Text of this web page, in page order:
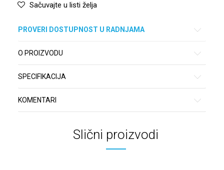
Sačuvajte u listi želja
PROVERI DOSTUPNOST U RADNJAMA
O PROIZVODU
SPECIFIKACIJA
KOMENTARI
Slični proizvodi